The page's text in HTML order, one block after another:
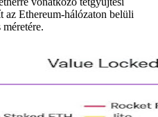
Ethereum-hálózaton belüli